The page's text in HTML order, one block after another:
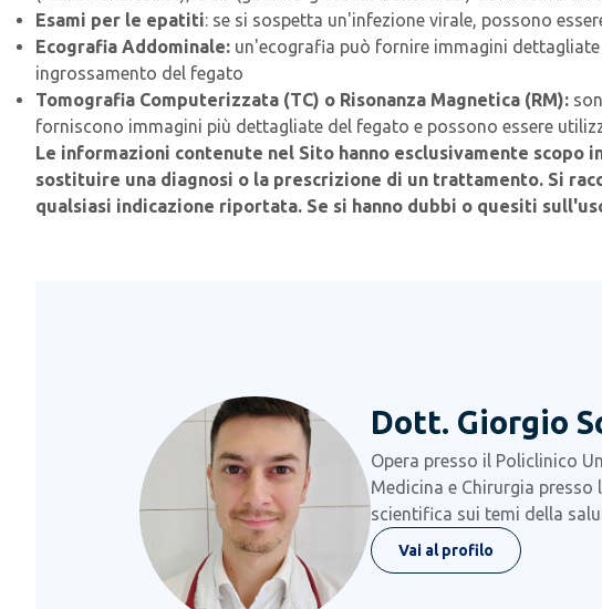
Esami per le epatiti: se si sospetta un'infezione virale, possono
Ecografia Addominale: un'ecografia può fornire immagini
ingrossamento del fegato
Tomografia Computerizzata (TC) o Risonanza Magnetica (RM):
forniscono immagini più dettagliate del fegato e possono essere
Le informazioni contenute nel Sito hanno esclusivamente scopo
sostituire una diagnosi o la prescrizione di un trattamento. Si
qualsiasi indicazione riportata. Se si hanno dubbi o quesiti
Dott. Giorgio
Opera presso il Policlinico
Medicina e Chirurgia presso
scientifica sui temi della
Vai al profilo